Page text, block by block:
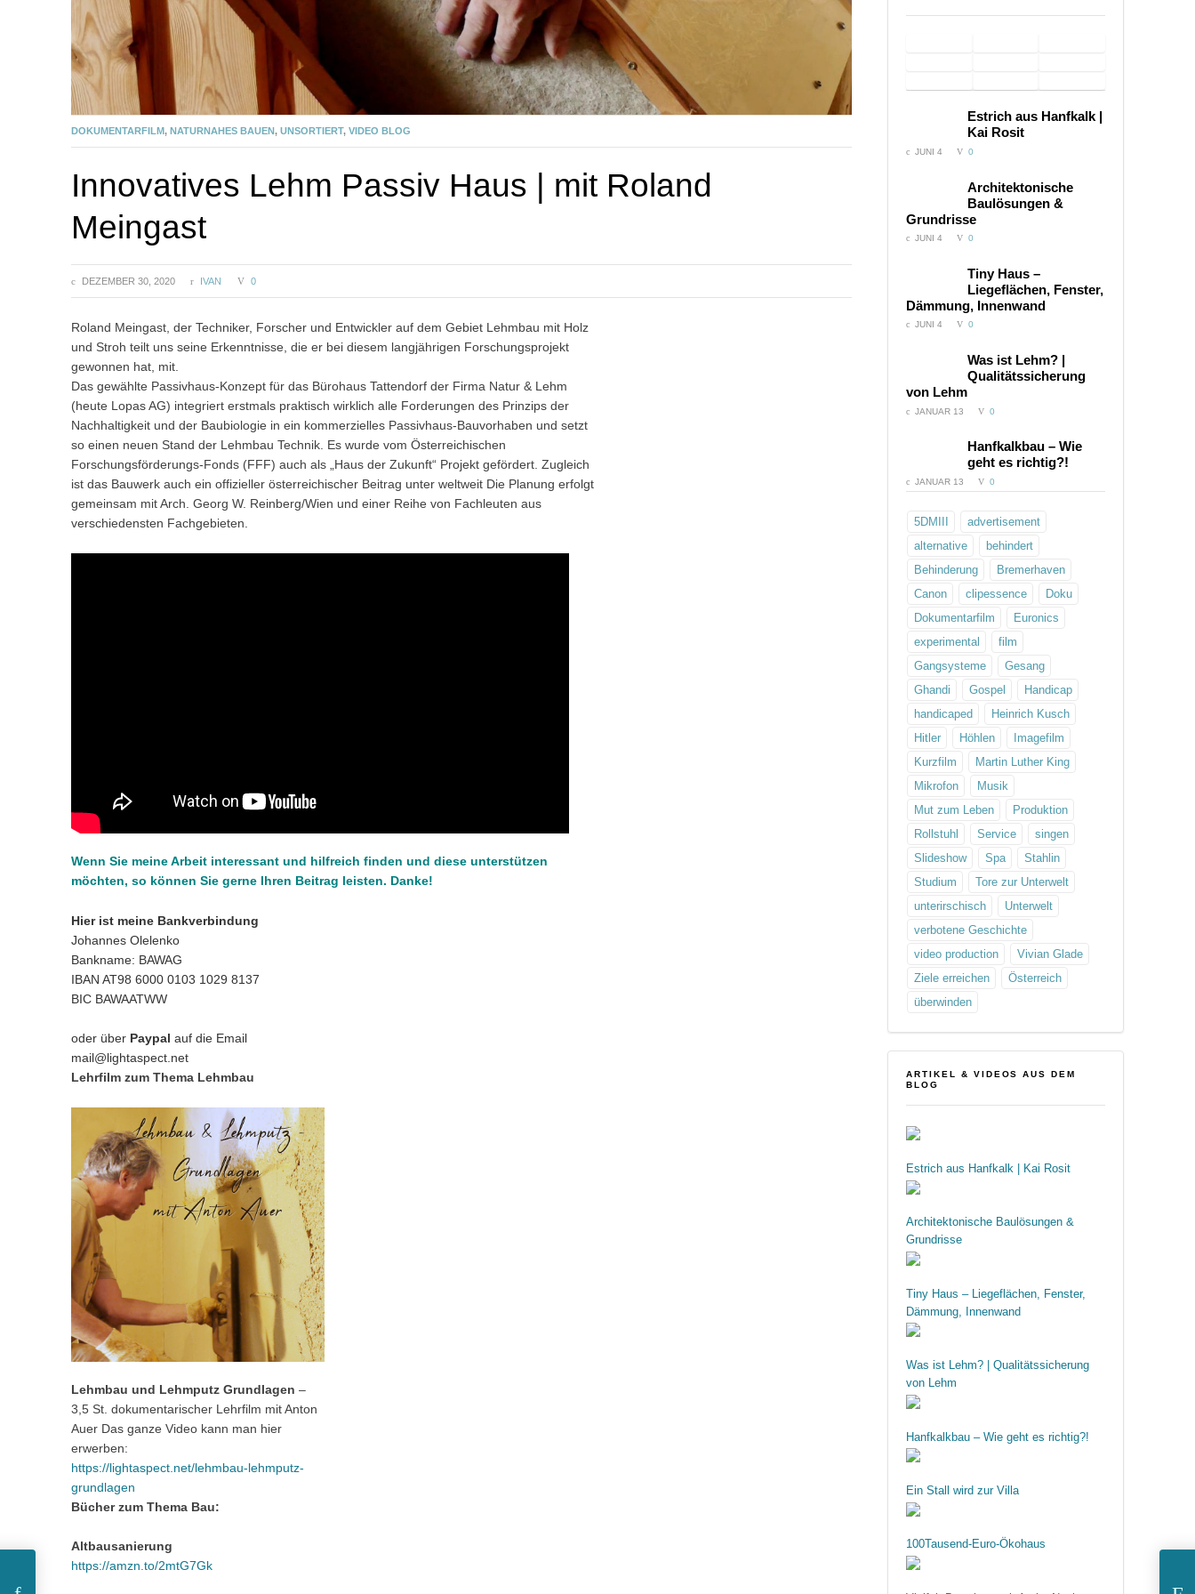
DOKUMENTARFILM, NATURNAHES BAUEN, UNSORTIERT, VIDEO BLOG
Innovatives Lehm Passiv Haus | mit Roland
Meingast
DEZEMBER 30, 2020 IVAN 0
Roland Meingast, der Techniker, Forscher und Entwickler auf dem Gebiet Lehmbau mit Holz
und Stroh teilt uns seine Erkenntnisse, die er bei diesem langjährigen Forschungsprojekt
gewonnen hat, mit.
Das gewählte Passivhaus-Konzept für das Bürohaus Tattendorf der Firma Natur & Lehm
(heute Lopas AG) integriert erstmals praktisch wirklich alle Forderungen des Prinzips der
Nachhaltigkeit und der Baubiologie in ein kommerzielles Passivhaus-Bauvorhaben und setzt
so einen neuen Stand der Lehmbau Technik. Es wurde vom Österreichischen
Forschungsförderungs-Fonds (FFF) auch als „Haus der Zukunft“ Projekt gefördert. Zugleich
ist das Bauwerk auch ein offizieller österreichischer Beitrag unter weltweit Die Planung erfolgt
gemeinsam mit Arch. Georg W. Reinberg/Wien und einer Reihe von Fachleuten aus
verschiedensten Fachgebieten.
Wenn Sie meine Arbeit interessant und hilfreich finden und diese unterstützen
möchten, so können Sie gerne Ihren Beitrag leisten. Danke!
Hier ist meine Bankverbindung
Johannes Olelenko
Bankname: BAWAG
IBAN AT98 6000 0103 1029 8137
BIC BAWAATWW
oder über Paypal auf die Email
mail@lightaspect.net
Lehrfilm zum Thema Lehmbau
Lehmbau und Lehmputz Grundlagen –
3,5 St. dokumentarischer Lehrfilm mit Anton
Auer Das ganze Video kann man hier
erwerben:
https://lightaspect.net/lehmbau-lehmputz-
grundlagen
Bücher zum Thema Bau:
Altbausanierung
https://amzn.to/2mtG7Gk
Hof |
Dokumentarfilmfür
Kinderwägen
Hamam
in Burg
Satzvey
Euronics
Service
– 22
Wasserauflage
– Imagefilm
Trainingsmethode
von M. Norbekov
Sonarbehandlung
– Imagefilm
music
video –
Estrich aus Hanfkalk |
Kai Rosit
JUNI 4
COMMENTS:
0
Architektonische
Baulösungen &
Grundrisse
JUNI 4
COMMENTS:
0
Tiny Haus –
Liegeflächen, Fenster,
Dämmung, Innenwand
JUNI 4
COMMENTS:
0
Was ist Lehm? |
Qualitätssicherung
von Lehm
JANUAR 13
COMMENTS:
0
Hanfkalkbau – Wie
geht es richtig?!
JANUAR 13
COMMENTS:
0
5DMIII
advertisement
alternative
behindert
Behinderung
Bremerhaven
Canon
clipessence
Doku
Dokumentarfilm
Euronics
experimental
film
Gangsysteme
Gesang
Ghandi
Gospel
Handicap
handicaped
Heinrich Kusch
Hitler
Höhlen
Imagefilm
Kurzfilm
Martin Luther King
Mikrofon
Musik
Mut zum Leben
Produktion
Rollstuhl
Service
singen
Slideshow
Spa
Stahlin
Studium
Tore zur Unterwelt
unterirschisch
Unterwelt
verbotene Geschichte
video production
Vivian Glade
Ziele erreichen
Österreich
überwinden
ARTIKEL & VIDEOS AUS DEM
BLOG
Estrich aus Hanfkalk | Kai Rosit
Architektonische Baulösungen &
Grundrisse
Tiny Haus – Liegeflächen, Fenster,
Dämmung, Innenwand
Was ist Lehm? | Qualitätssicherung
von Lehm
Hanfkalkbau – Wie geht es richtig?!
Ein Stall wird zur Villa
100Tausend-Euro-Ökohaus